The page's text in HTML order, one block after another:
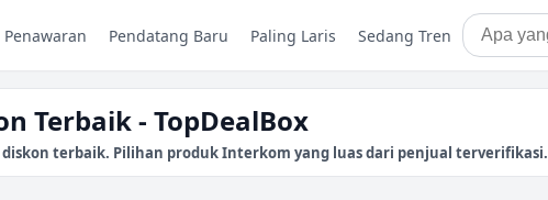
Penawaran Pendatang Baru Paling Laris Sedang Tren
Terbaik - TopDealBox
terbaik. Pilihan produk Interkom yang luas dari penjual terverifikasi.